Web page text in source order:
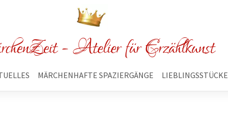
- Atelier für Erzählkunst
MÄRCHENHAFTE SPAZIERGÄNGE LIEBLINGSSTÜCKE